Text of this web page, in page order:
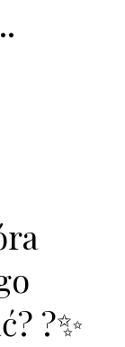
?️✨